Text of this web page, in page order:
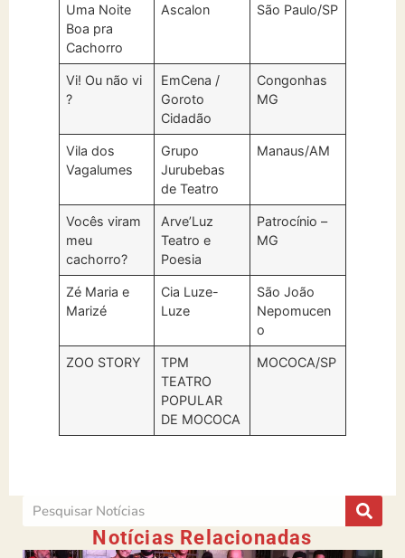
Uma Noite
Boa pra
Cachorro
Ascalon São Paulo/SP
Vi! Ou não vi
?
EmCena /
Goroto
Cidadão
Congonhas
MG
Vila dos
Vagalumes
Grupo
Jurubebas
de Teatro
Manaus/AM
Vocês viram
meu
cachorro?
Arve’Luz
Teatro e
Poesia
Patrocínio –
MG
Zé Maria e
Marizé
Cia Luze-
Luze
São João
Nepomucen
o
ZOO STORY
TPM
TEATRO
POPULAR
DE MOCOCA
MOCOCA/SP
Notícias Relacionadas